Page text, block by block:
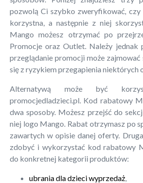
pozwolą Ci szybko zweryfikować,
korzystna, a następnie z niej
Mango możesz otrzymać po
Promocje oraz Outlet. Należy jednak
przeglądanie promocji może zajmować
się z ryzykiem przegapienia niektórych
Alternatywą może być
promocjedladzieci.pl. Kod rabatowy
dwa sposoby. Możesz przejść do
niej logo Mango. Rabat otrzymasz po
zawartych w opisie danej oferty.
zdobyć i wykorzystać kod rabatowy
do konkretnej kategorii produktów:
ubrania dla dzieci wyprzedaż,